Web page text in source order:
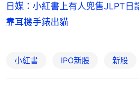
日媒：小紅書上有人兜售JLPT
靠耳機手錶出貓
小紅書 IPO新股 新股